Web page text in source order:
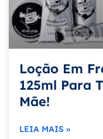
Loção Em
125ml Para
Mãe!
LEIA MAIS »